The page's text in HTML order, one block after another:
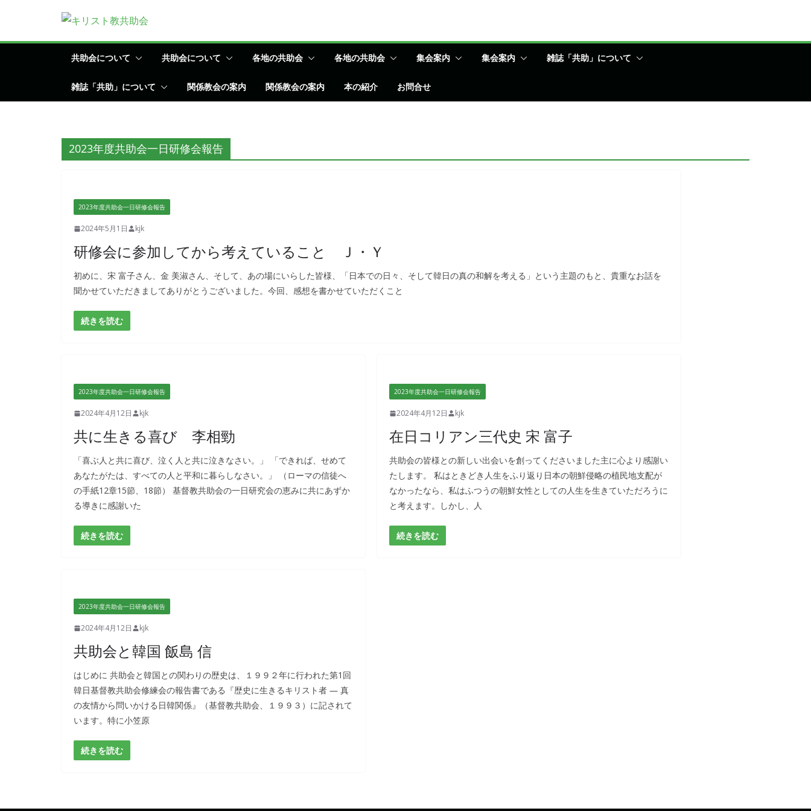
テ
共助会について 共助会について 各地の共助会 各地の共助会 集会案内 集会案内 雑誌「共助」について
雑誌「共助」について 関係教会の案内 関係教会の案内 本の紹介 お問合せ
2023年度共助会一日研修会報告
2023年度共助会一日研修会報告
2024年5月1日 kjk
研修会に参加してから考えていること Ｊ・Ｙ
初めに、宋 富子さん、金 美淑さん、そして、あの場にいらした皆様、「日本での日々、そして韓日の真の和解を考える」という主題のもと、貴重なお話を
聞かせていただきましてありがとうございました。今回、感想を書かせていただくこと
続きを読む
2023年度共助会一日研修会報告
2024年4月12日 kjk
共に生きる喜び 李相勁
「喜ぶ人と共に喜び、泣く人と共に泣きなさい。」 「できれば、せめて
あなたがたは、すべての人と平和に暮らしなさい。」 （ローマの信徒へ
の手紙12章15節、18節） 基督教共助会の一日研究会の恵みに共にあずか
る導きに感謝いた
続きを読む
2023年度共助会一日研修会報告
2024年4月12日 kjk
在日コリアン三代史 宋 富子
共助会の皆様との新しい出会いを創ってくださいました主に心より感謝い
たします。 私はときどき人生をふり返り日本の朝鮮侵略の植民地支配が
なかったなら、私はふつうの朝鮮女性としての人生を生きていただろうに
と考えます。しかし、人
続きを読む
2023年度共助会一日研修会報告
2024年4月12日 kjk
共助会と韓国 飯島 信
はじめに 共助会と韓国との関わりの歴史は、１９９２年に行われた第1回
韓日基督教共助会修練会の報告書である『歴史に生きるキリスト者 ― 真
の友情から問いかける日韓関係』（基督教共助会、１９９３）に記されて
います。特に小笠原
続きを読む